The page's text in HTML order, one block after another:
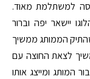
למשתלמת מאוד.
יישאר יפה וברור
הממותג ממשיך
לצאת החוצה עם
המותג ומייצג אותו